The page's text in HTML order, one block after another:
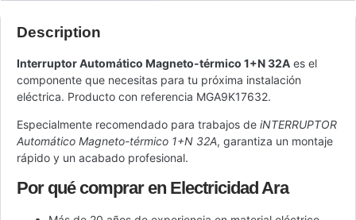
Description
Interruptor Automático Magneto-térmico 1+N 32A es el
componente que necesitas para tu próxima instalación
eléctrica. Producto con referencia MGA9K17632.
Especialmente recomendado para trabajos de iNTERRUPTOR
Automático Magneto-térmico 1+N 32A, garantiza un montaje
rápido y un acabado profesional.
Por qué comprar en Electricidad Ara